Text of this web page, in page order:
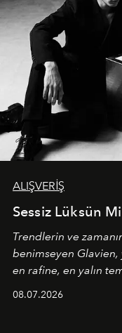
ALIŞVERİŞ
Sessiz Lüksün
Trendlerin ve
benimseyen Glavien,
en rafine, en yalın
08.07.2026